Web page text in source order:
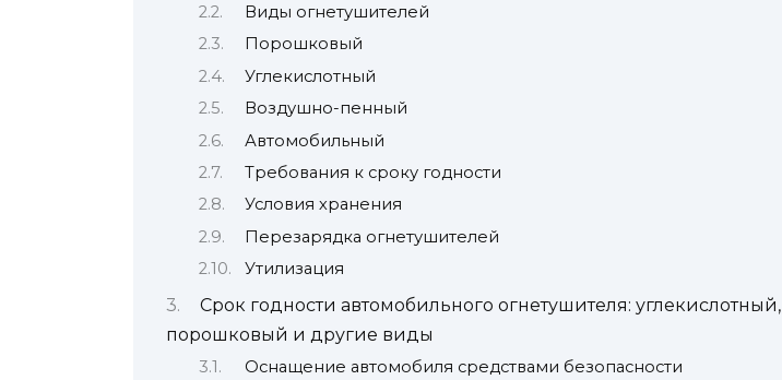
Виды огнетушителей
Порошковый
Углекислотный
Воздушно-пенный
Автомобильный
Требования к сроку годности
Условия хранения
Перезарядка огнетушителей
Утилизация
Срок годности автомобильного огнетушителя: углекислотный,
порошковый и другие виды
Оснащение автомобиля средствами безопасности